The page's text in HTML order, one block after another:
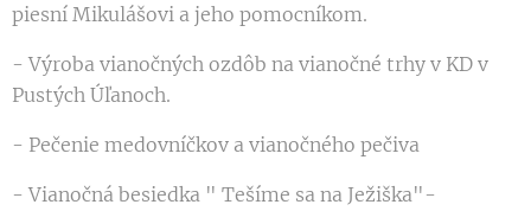
piesní Mikulášovi a jeho pomocníkom.
- Výroba vianočných ozdôb na vianočné trhy v KD v
Pustých Úľanoch.
- Pečenie medovníčkov a vianočného pečiva
- Vianočná besiedka " Tešíme sa na Ježiška"-